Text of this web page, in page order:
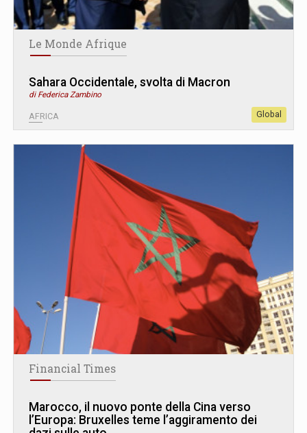
Le Monde Afrique
Sahara Occidentale, svolta di Macron
di Federica Zambino
AFRICA Global
Financial Times
Marocco, il nuovo ponte della Cina verso
l’Europa: Bruxelles teme l’aggiramento dei